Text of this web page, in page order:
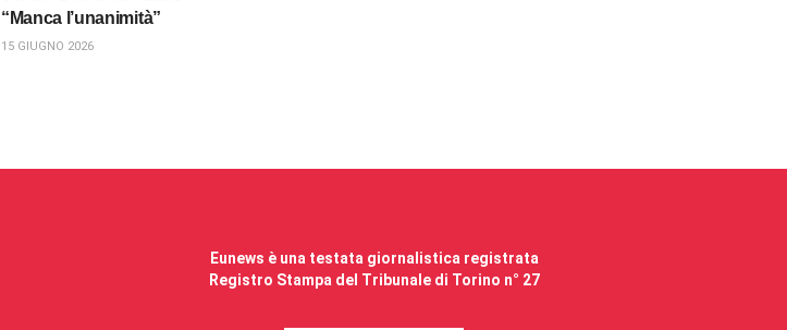
“Manca l’unanimità”
15 GIUGNO 2026
Eunews è una testata giornalistica registrata
Registro Stampa del Tribunale di Torino n° 27